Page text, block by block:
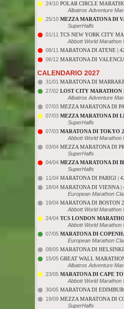
24/10 POLAR CIRCLE
Albatros Adventure
25/10 MEZZA MARATONA DI
SuperHalfs
01/11 TCS NEW YORK CITY
Abbott World Marathon
08/11 MARATONA DI ATENE |
06/12 MARATONA DI
CALENDARIO 2027
31/01 MARATONA DI
27/02 LOST CITY MARATHON
Albatros Adventure
07/03 MEZZA MARATONA DI
07/03 MEZZA MARATONA DI
SuperHalfs
07/03 MARATONA DI TOKYO
Abbott World Marathon
03/04 MEZZA MARATONA DI
SuperHalfs
04/04 MEZZA MARATONA DI
SuperHalfs
11/04 MARATONA DI PARIGI |
18/04 MARATONA DI VIENNA |
European Marathon
19/04 MARATONA DI BOSTON
Abbott World Marathon
24/04 TCS LONDON
Abbott World Marathon
07/05 MARATONA DI
European Marathon
08/05 MARATONA DI
15/05 GREAT WALL
Albatros Adventure
23/05 MARATONA DI CAPE
Abbott World Marathon
30/05 MARATONA DI
19/09 MEZZA MARATONA DI
SuperHalfs